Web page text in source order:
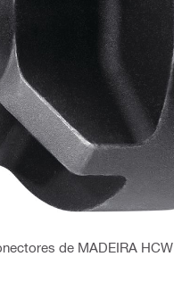
de MADEIRA HCW